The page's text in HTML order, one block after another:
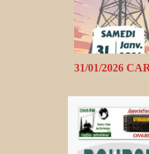
31/01/2026